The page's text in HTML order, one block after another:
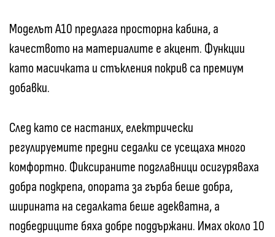
Моделът A10 предлага просторна кабина, а
качеството на материалите е акцент. Функции
като масичката и стъкления покрив са премиум
добавки.
След като се настаних, електрически
регулируемите предни седалки се усещаха много
комфортно. Фиксираните подглавници осигуряваха
добра подкрепа, опората за гърба беше добра,
ширината на седалката беше адекватна, а
подбедриците бяха добре поддържани. Имах около 10